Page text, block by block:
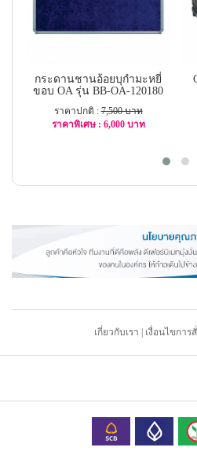
กระดานชานอ้อยบุกำมะหยี่
ขอบ OA รุ่น BB-OA-120180
ราคาปกติ :7,500 บาท
ราคาพิเศษ : 6,000 บาท
เกี่ยวกับเรา เงื่อนไขการ